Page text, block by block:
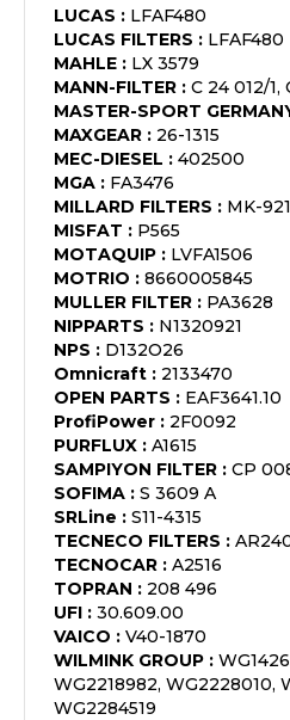
LUCAS : LFAF480
LUCAS FILTERS : LFAF480
MAHLE : LX 3579
MANN-FILTER : C 24 012/1,
MASTER-SPORT
MAXGEAR : 26-1315
MEC-DIESEL : 402500
MGA : FA3476
MILLARD FILTERS : MK-
MISFAT : P565
MOTAQUIP : LVFA1506
MOTRIO : 8660005845
MULLER FILTER : PA3628
NIPPARTS : N1320921
NPS : D132O26
Omnicraft : 2133470
OPEN PARTS : EAF3641.10
ProfiPower : 2F0092
PURFLUX : A1615
SAMPIYON FILTER : CP
SOFIMA : S 3609 A
SRLine : S11-4315
TECNECO FILTERS :
TECNOCAR : A2516
TOPRAN : 208 496
UFI : 30.609.00
VAICO : V40-1870
WILMINK GROUP :
WG2218982, WG2228010,
WG2284519